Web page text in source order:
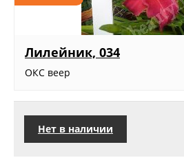
Лилейник, 034
ОКС веер
Нет в наличии